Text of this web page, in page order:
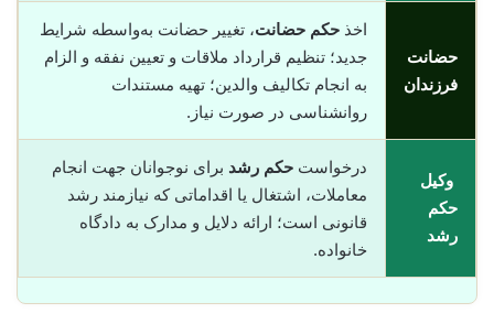
حضانت
فرزندان
اخذ حکم حضانت، تغییر حضانت به‌واسطه شرایط
جدید؛ تنظیم قرارداد ملاقات و تعیین نفقه و الزام
به انجام تکالیف والدین؛ تهیه مستندات
روانشناسی در صورت نیاز.
وکیل
حکم
رشد
درخواست حکم رشد برای نوجوانان جهت انجام
معاملات، اشتغال یا اقداماتی که نیازمند رشد
قانونی است؛ ارائه دلایل و مدارک به دادگاه
خانواده.